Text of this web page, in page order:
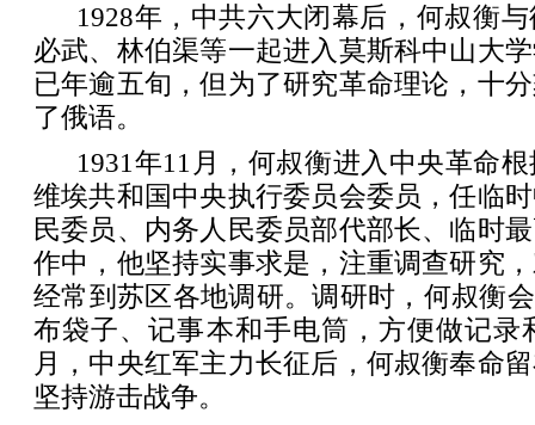
1928年，中共六大闭幕后，何叔衡
必武、林伯渠等一起进入莫斯科中山大
已年逾五旬，但为了研究革命理论，十
了俄语。
1931年11月，何叔衡进入中央革命
维埃共和国中央执行委员会委员，任临
民委员、内务人民委员部代部长、临时
作中，他坚持实事求是，注重调查研究
经常到苏区各地调研。调研时，何叔衡
布袋子、记事本和手电筒，方便做记录
月，中央红军主力长征后，何叔衡奉命
坚持游击战争。